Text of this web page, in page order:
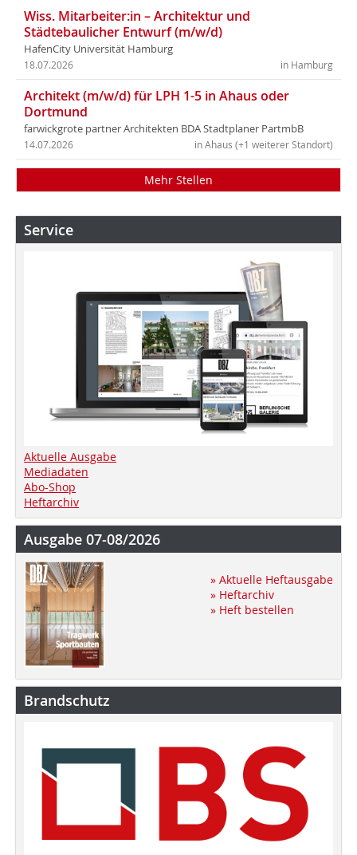
Wiss. Mitarbeiter:in – Architektur und
Städtebaulicher Entwurf (m/w/d)
HafenCity Universität Hamburg
in Hamburg
18.07.2026
Architekt (m/w/d) für LPH 1-5 in Ahaus oder
Dortmund
farwickgrote partner Architekten BDA Stadtplaner PartmbB
in Ahaus (+1 weiterer Standort)
14.07.2026
Mehr Stellen
Service
Aktuelle Ausgabe
Mediadaten
Abo-Shop
Heftarchiv
Ausgabe 07-08/2026
» Aktuelle Heftausgabe
» Heftarchiv
» Heft bestellen
Brandschutz